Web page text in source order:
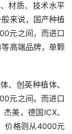
来说，国产种植
元之间，而进口
高端品牌，单颗
元之间。而进口
美，德国ICX、
价格则从4000元